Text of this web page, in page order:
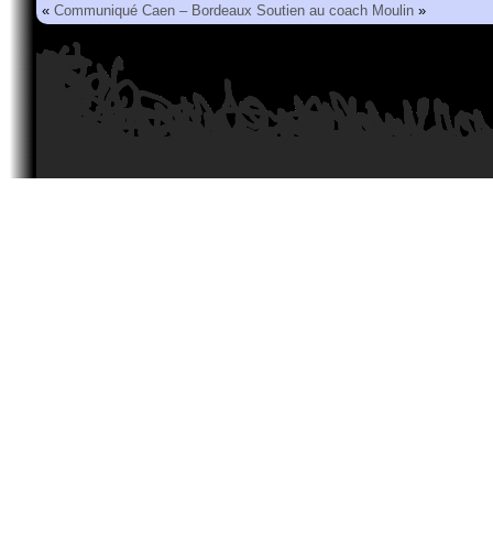
« Communiqué Caen – Bordeaux Soutien au coach Moulin »